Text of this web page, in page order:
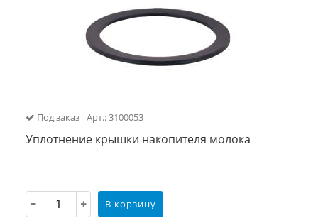
Под заказ Арт.: 3100053
Уплотнение крышки накопителя молока
В корзину